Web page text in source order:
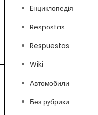
Eнциклопедія
Respostas
Respuestas
Wiki
Автомобили
Без рубрики